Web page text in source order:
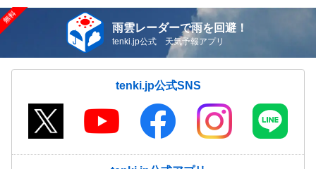
雨雲レーダーで雨を回避！
tenki.jp公式 天気予報アプリ
tenki.jp公式SNS